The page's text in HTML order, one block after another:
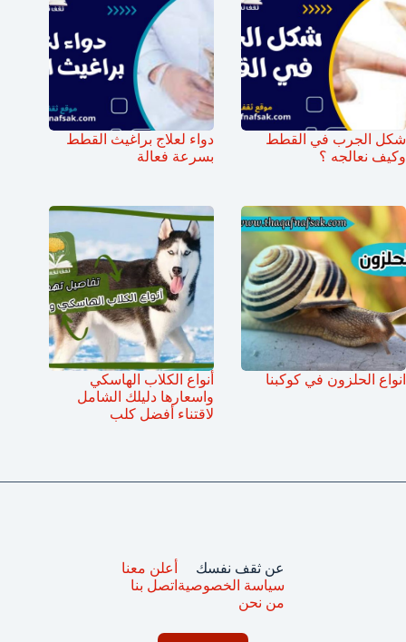
شكل الجرب في القطط
وكيف نعالجه ؟
دواء لعلاج براغيث القطط
بسرعة فعالة
انواع الحلزون في كوكبنا
أنواع الكلاب الهاسكي
واسعارها دليلك الشامل
لاقتناء أفضل كلب
عن ثقف نفسك
سياسة الخصوصية
من نحن
أعلن معنا
اتصل بنا